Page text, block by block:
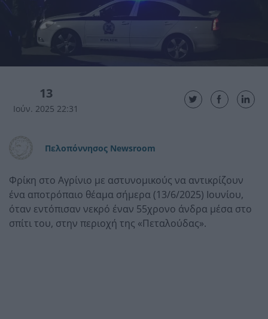
13
Ιούν. 2025 22:31
Πελοπόννησος Newsroom
Φρίκη στο Αγρίνιο με αστυνομικούς να αντικρίζουν
ένα αποτρόπαιο θέαμα σήμερα (13/6/2025) Ιουνίου,
όταν εντόπισαν νεκρό έναν 55χρονο άνδρα μέσα στο
σπίτι του, στην περιοχή της «Πεταλούδας».